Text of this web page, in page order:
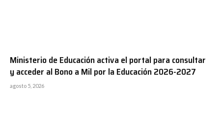
Ministerio de Educación activa el portal para consultar
y acceder al Bono a Mil por la Educación 2026-2027
agosto 5, 2026